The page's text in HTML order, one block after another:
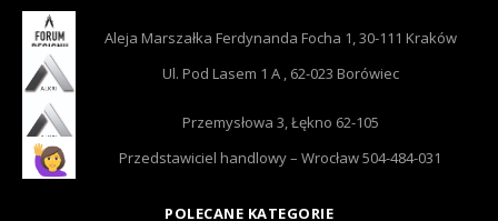
Aleja Marszałka Ferdynanda Focha 1, 30-111 Kraków
Ul. Pod Lasem 1 A , 62-023 Borówiec
Przemysłowa 3, Łękno 62-105
Przedstawiciel handlowy – Wrocław 504-484-031
POLECANE KATEGORIE